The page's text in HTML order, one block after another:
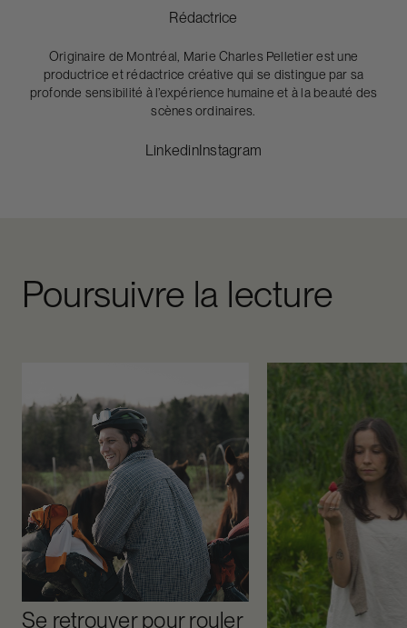
Rédactrice
Originaire de Montréal, Marie Charles Pelletier est une
productrice et rédactrice créative qui se distingue par sa
profonde sensibilité à l’expérience humaine et à la beauté des
scènes ordinaires.
LinkedinInstagram
Poursuivre la lecture
Se retrouver pour rouler